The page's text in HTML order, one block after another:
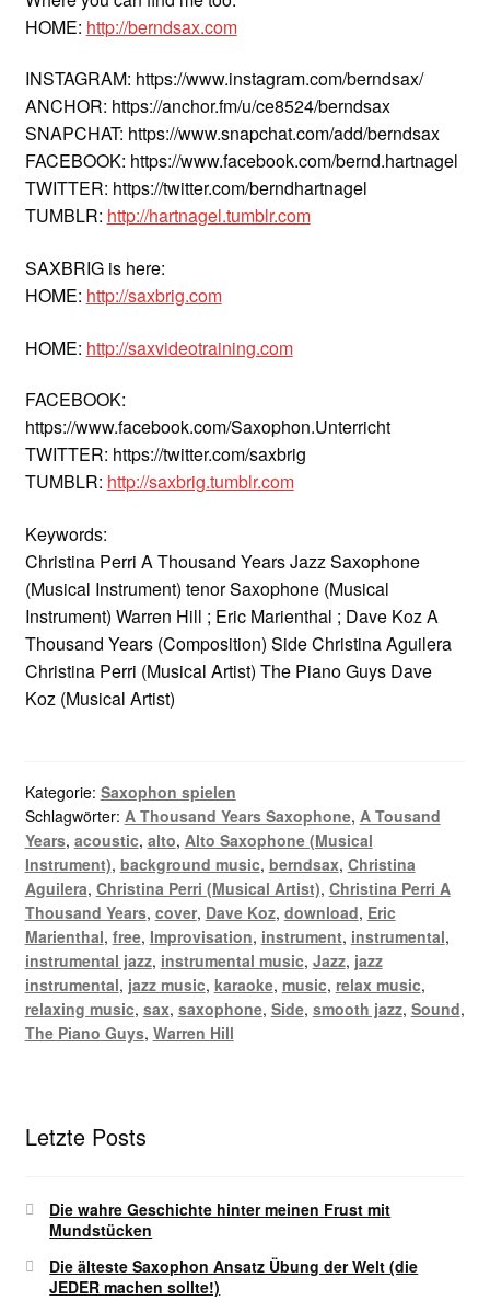
HOME: http://berndsax.com
INSTAGRAM: https://www.instagram.com/berndsax/
ANCHOR: https://anchor.fm/u/ce8524/berndsax
SNAPCHAT: https://www.snapchat.com/add/berndsax
FACEBOOK: https://www.facebook.com/bernd.hartnagel
TWITTER: https://twitter.com/berndhartnagel
TUMBLR: http://hartnagel.tumblr.com
SAXBRIG is here:
HOME: http://saxbrig.com
HOME: http://saxvideotraining.com
FACEBOOK:
https://www.facebook.com/Saxophon.Unterricht
TWITTER: https://twitter.com/saxbrig
TUMBLR: http://saxbrig.tumblr.com
Keywords:
Christina Perri A Thousand Years Jazz Saxophone
(Musical Instrument) tenor Saxophone (Musical
Instrument) Warren Hill ; Eric Marienthal ; Dave Koz A
Thousand Years (Composition) Side Christina Aguilera
Christina Perri (Musical Artist) The Piano Guys Dave
Koz (Musical Artist)
Kategorie: Saxophon spielen
Schlagwörter: A Thousand Years Saxophone, A Tousand
Years, acoustic, alto, Alto Saxophone (Musical
Instrument), background music, berndsax, Christina
Aguilera, Christina Perri (Musical Artist), Christina Perri A
Thousand Years, cover, Dave Koz, download, Eric
Marienthal, free, Improvisation, instrument, instrumental,
instrumental jazz, instrumental music, Jazz, jazz
instrumental, jazz music, karaoke, music, relax music,
relaxing music, sax, saxophone, Side, smooth jazz, Sound,
The Piano Guys, Warren Hill
Letzte Posts
Die wahre Geschichte hinter meinen Frust mit
Mundstücken
Die älteste Saxophon Ansatz Übung der Welt (die
JEDER machen sollte!)